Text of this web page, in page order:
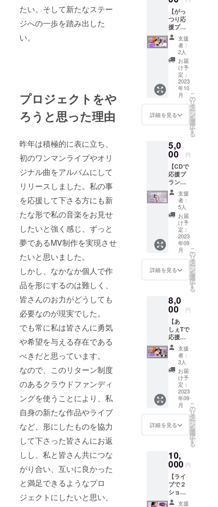
たい。そして新たなステー
ジへの一歩を踏み出した
い。
プロジェクトをや
ろうと思った理由
昨年は積極的に表に立ち、
初のワンマンライブやオリ
ジナル曲をアルバムにして
リリースしました。私の事
を応援して下さる方にも新
たな形で私の音楽をお見せ
したいと強く感じ、ずっと
夢であるMV制作を実現させ
たいと思いました。
しかし、なかなか個人で作
品を形にするのは難しく、
皆さんのお力がどうしても
必要なのが現実でした。
でも常に私は皆さんに勇気
や希望を与える存在である
べきだと思っています。
なので、このリターン制度
のあるクラウドファンディ
ングを使うことにより、私
自身の新たな作品やライブ
など、形にしたものを協力
して下さった皆さんにお返
しし、私と皆さん共につな
がり合い、互いに良かった
と満足できるようなプロ
ジェクトにしたいと思い、
昼公演
Acherie
20th
Birthda
y One
Man
Live @
中津
StepHal
中津
StepHal
l（OSA
間：昼
公演
START
12:30
料金：
別途1ド
リンク
代(600
円)のみ
当日会
場でお
支払い
いただ
きま
す。 ※
お席は
先着順
※お客様
都合の
よる不
参加は
保証致
しかね
ます。
■ 注意
事項 他
【撮影
におけ
る注
意】 ・
演奏中
の撮影
は可能
ですが
あげら
れる際
以内に
収めて
下さ
い。
（youtu
be・
tiktokの
ります)
2023年
9月16日
に20歳
を迎え
Acherie
のバー
スデー
ワンマ
ンライ
ブにお
ける応
援プラ
ンで
9月16日
（土）
夜公演
Acherie
20th
Birthda
y One
Man
Live @
中津
StepHal
中津
StepHal
l（OSA
間：昼
公演
START
18:30
料金：
別途1ド
リンク
代(600
円)のみ
当日会
場でお
支払い
いただ
きま
す。 ※
お席は
先着順
※お客様
都合の
よる不
参加は
保証致
しかね
ます。
■ 注意
事項 他
サン
キュー
カード
を同
封。
2023年
9月16日
に発売
する
Acherie
の5曲入
りNEW
ミニア
ルバム
(サイン
ランで
す。 ミ
ニアル
バムに
加え、
Acherie
よりサ
キュー
カード
を同封
させて
いただ
きま
す。 収
録曲
1.Stand
タイト
ル未定
3.タイ
トル未
定 4.タ
イトル
未定 5.
タイト
ル未定
(曲順は
変わる
可能性
がござ
います)
【がっ
つり応
援プラ
ン】 リ
ターン
内容：
①Ache
rieより
サン
キュー
カード
を同
封。 ②
オリジ
ナルポ
スト
枚組 (画
像参
照・サ
イズ：
100×14
8) ③オ
リジナ
ルフラ
ワーポ
スト
カード1
参照・
サイ
ズ：
100×14
8) ④オ
カー2枚
組 (画像
参照・
サイ
ズ：丸
いス
テッ
カー /
60×60
mm・
顔写真
ステッ
カー /
46×61
mm・
素材：
どちら
ト紙) ⑤
ナルラ
バーバ
ンド (画
像参
照・サ
イズ：
タテ21
支援
者：
2人
お届
け予
定：
2023
年10
月
詳細を見る
こ
の
リ
タ
ー
ン
を
選
択
す
る
5,0
00 円
【CDで
応援プ
ラン】
リター
ン内
容：
①5曲入
りミニ
アルバ
「mello
w」(サ
イン入
り)を郵
送。
②Ache
サン
キュー
カード
を同
封。
2022年
12月4日
に発売
した
Acherie
の5曲入
りミニ
アルバ
「mello
w」をサ
イン入
ンで
す。 ミ
ニアル
バム
「mello
w」に加
え、
支援
者：
5人
お届
け予
定：
2023
年09
月
詳細を見る
こ
の
リ
タ
ー
ン
を
選
択
す
る
8,0
00 円
【あ
しぇTで
応援プ
ラン】
リター
ン内
容： ①
オリジ
ナルT
シャツ
（カ
ラーと
サイズ
を選択
可能）
を郵
②Ache
rieより
サン
キュー
カード
を同
封。
支援
者：
3人
お届
け予
定：
2023
年09
月
詳細を見る
こ
の
リ
タ
ー
ン
を
選
択
す
る
10,
000 円
【ライ
ブで２
ショッ
トプラ
支援